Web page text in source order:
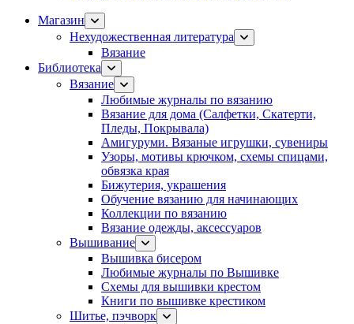
Магазин
Нехудожественная литература
Вязание
Библиотека
Вязание
Любимые журналы по вязанию
Вязание для дома (Салфетки, Скатерти,
Пледы, Покрывала)
Амигуруми. Вязаные игрушки, сувениры
Узоры, мотивы крючком, схемы спицами,
обвязка края
Бижутерия, украшения
Обучение вязанию для начинающих
Коллекции по вязанию
Вязание одежды, аксессуаров
Вышивание
Вышивка бисером
Любимые журналы по Вышивке
Схемы для вышивки крестом
Книги по вышивке крестиком
Шитье, пэчворк